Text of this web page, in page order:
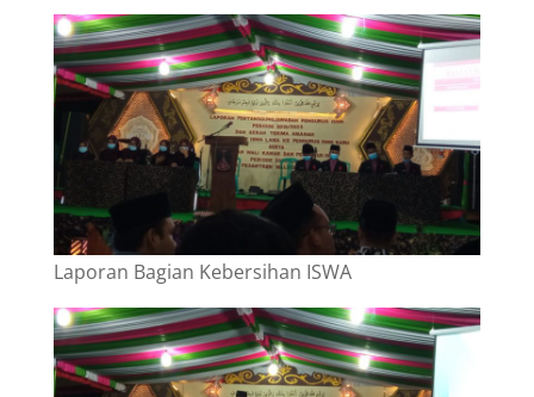
Laporan Bagian Kebersihan ISWA